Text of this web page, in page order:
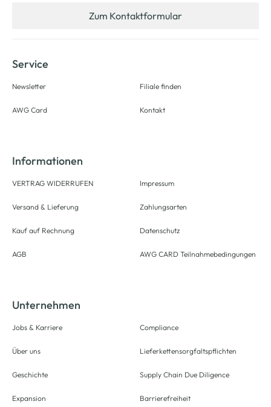
Zum Kontaktformular
Service
Newsletter
AWG Card
Filiale finden
Kontakt
Informationen
VERTRAG WIDERRUFEN
Versand & Lieferung
Kauf auf Rechnung
AGB
Impressum
Zahlungsarten
Datenschutz
AWG CARD Teilnahmebedingungen
Unternehmen
Jobs & Karriere
Über uns
Geschichte
Expansion
Compliance
Lieferkettensorgfaltspflichten
Supply Chain Due Diligence
Barrierefreiheit